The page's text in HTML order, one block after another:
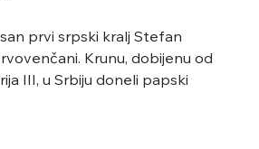
prvi srpski kralj Stefan
Krunu, dobijenu od
III, u Srbiju doneli papski